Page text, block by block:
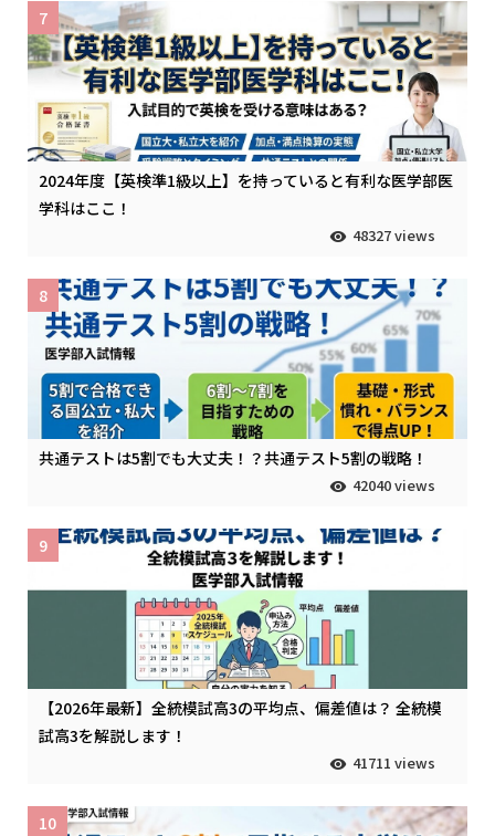
2024年度【英検準1級以上】を持っていると有利な医学部医
学科はここ！
48327 views
7
共通テストは5割でも大丈夫！？共通テスト5割の戦略！
42040 views
8
【2026年最新】全統模試高3の平均点、偏差値は？ 全統模
試高3を解説します！
41711 views
9
10